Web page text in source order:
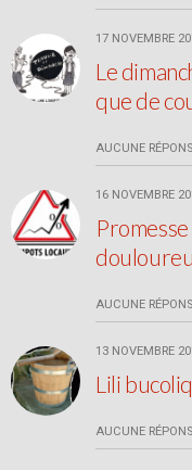
17 NOVEMBRE
Le
que de
AUCUNE
16 NOVEMBRE
AUCUNE
13 NOVEMBRE
Lili
AUCUNE